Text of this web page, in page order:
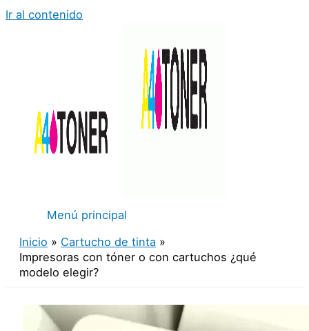
Ir al contenido
Menú principal
Inicio
Cartucho de tinta
Impresoras con tóner o con cartuchos ¿qué
modelo elegir?